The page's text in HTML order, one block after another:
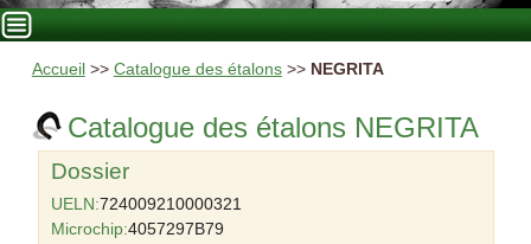
Accueil >> Catalogue des étalons>> NEGRITA
Catalogue des étalons NEGRITA
Dossier
UELN:724009210000321
Microchip:4057297B79